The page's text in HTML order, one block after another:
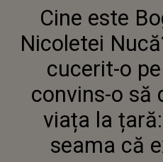
A
Cine este
Nicoletei
cucerit-o
convins-o să
viața la
seama că